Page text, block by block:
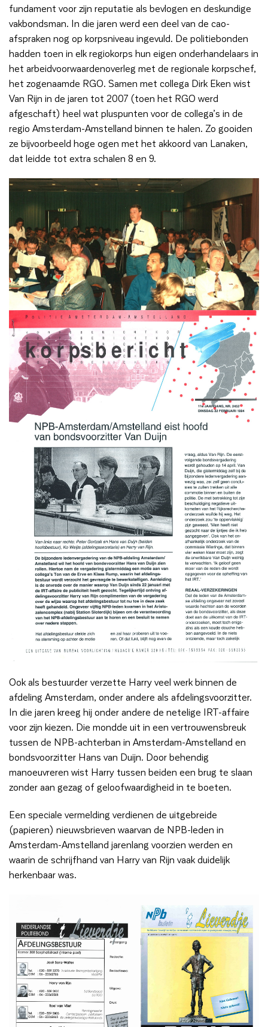
fundament voor zijn reputatie als bevlogen en deskundige
vakbondsman. In die jaren werd een deel van de cao-
afspraken nog op korpsniveau ingevuld. De politiebonden
hadden toen in elk regiokorps hun eigen onderhandelaars in
het arbeidvoorwaardenoverleg met de regionale korpschef,
het zogenaamde RGO. Samen met collega Dirk Eken wist
Van Rijn in de jaren tot 2007 (toen het RGO werd
afgeschaft) heel wat pluspunten voor de collega’s in de
regio Amsterdam-Amstelland binnen te halen. Zo gooiden
ze bijvoorbeeld hoge ogen met het akkoord van Lanaken,
dat leidde tot extra schalen 8 en 9.
Ook als bestuurder verzette Harry veel werk binnen de
afdeling Amsterdam, onder andere als afdelingsvoorzitter.
In die jaren kreeg hij onder andere de netelige IRT-affaire
voor zijn kiezen. Die mondde uit in een vertrouwensbreuk
tussen de NPB-achterban in Amsterdam-Amstelland en
bondsvoorzitter Hans van Duijn. Door behendig
manoeuvreren wist Harry tussen beiden een brug te slaan
zonder aan gezag of geloofwaardigheid in te boeten.
Een speciale vermelding verdienen de uitgebreide
(papieren) nieuwsbrieven waarvan de NPB-leden in
Amsterdam-Amstelland jarenlang voorzien werden en
waarin de schrijfhand van Harry van Rijn vaak duidelijk
herkenbaar was.